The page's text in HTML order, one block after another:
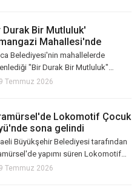
Durak Bir Mutluluk'
Mahallesi'nde
Belediyesi'nin mahallelerde
"Bir Durak Bir Mutluluk"
bu kez Osmangazi Mahallesi'nde
Temmuz 2026
Lokomotif Çocuk
sona gelindi
Büyükşehir Belediyesi tarafından
yapımı süren Lokomotif
Köyü'nde çalışmalar hızla devam
Temmuz 2026